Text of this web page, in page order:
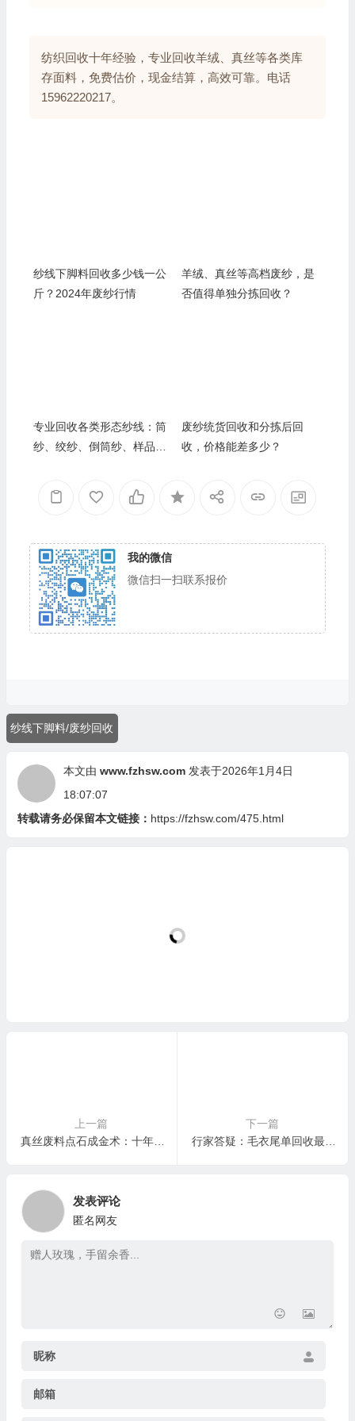
纺织回收十年经验，专业回收羊绒、真丝等各类库
存面料，免费估价，现金结算，高效可靠。电话
15962220217。
纱线下脚料回收多少钱一公
斤？2024年废纱行情
羊绒、真丝等高档废纱，是
否值得单独分拣回收？
专业回收各类形态纱线：筒
纱、绞纱、倒筒纱、样品
废纱统货回收和分拣后回
收，价格能差多少？
我的微信
微信扫一扫联系报价
纱线下脚料/废纱回收
本文由 www.fzhsw.com 发表于2026年1月4日
18:07:07
转载请务必保留本文链接： https://fzhsw.com/475.html
上一篇
真丝废料点石成金术：十年老手揭秘回收后的暴利深加工门道
下一篇
行家答疑：毛衣尾单回收最常见的12个问题，一次说清
发表评论
匿名网友
昵称
邮箱